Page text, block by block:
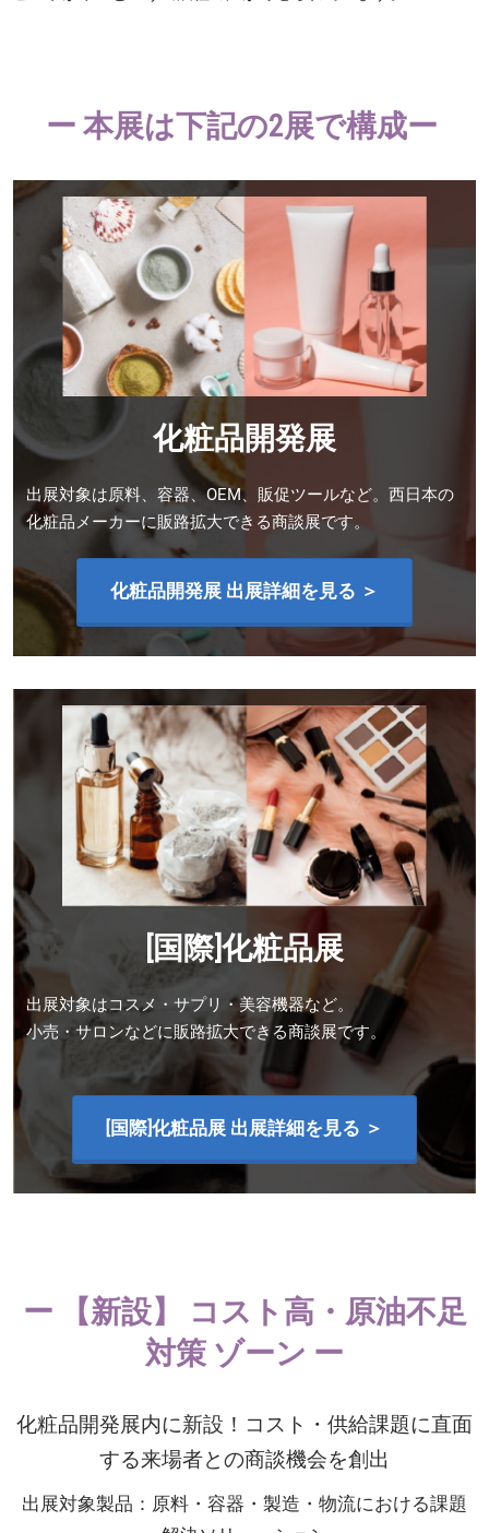
ー 本展は下記の2展で構成ー
化粧品開発展
出展対象は原料、容器、OEM、販促ツールなど。西日本の
化粧品メーカーに販路拡大できる商談展です。
化粧品開発展 出展詳細を見る ＞
[国際]化粧品展
出展対象はコスメ・サプリ・美容機器など。
小売・サロンなどに販路拡大できる商談展です。
[国際]化粧品展 出展詳細を見る ＞
ー 【新設】 コスト高・原油不足
対策 ゾーン ー
化粧品開発展内に新設！コスト・供給課題に直面
する来場者との商談機会を創出
出展対象製品：原料・容器・製造・物流における課題